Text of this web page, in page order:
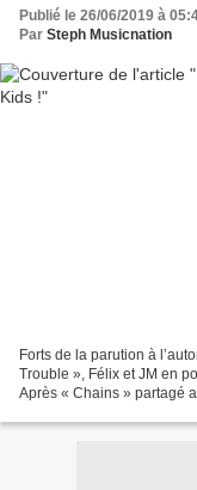
Publié le 26/06/2019 à
Par Steph Musicnation
Forts de la parution à
Trouble », Félix et JM en
Après « Chains » partagé